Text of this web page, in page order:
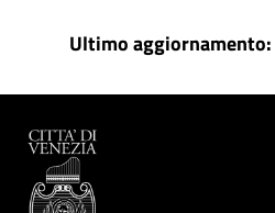
Ultimo aggiornamento: